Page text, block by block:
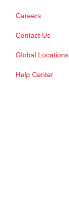
Careers
Contact Us
Global Locations
Help Center